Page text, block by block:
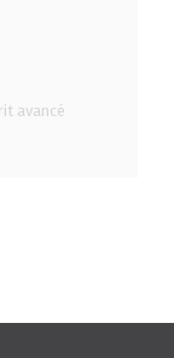
avancé